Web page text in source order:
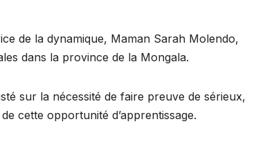
de la dynamique, Maman Sarah Molendo,
dans la province de la Mongala.
sur la nécessité de faire preuve de sérieux,
cette opportunité d’apprentissage.